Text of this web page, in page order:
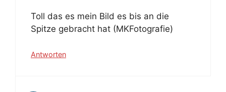
Toll das es mein Bild es bis an die
Spitze gebracht hat (MKFotografie)
Antworten